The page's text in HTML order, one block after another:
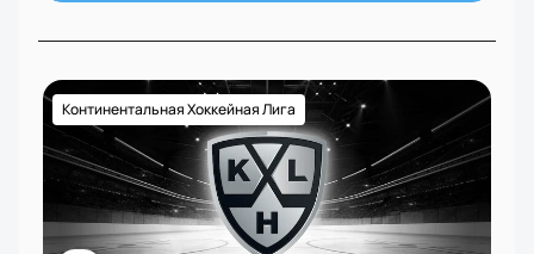
Континентальная Хоккейная Лига